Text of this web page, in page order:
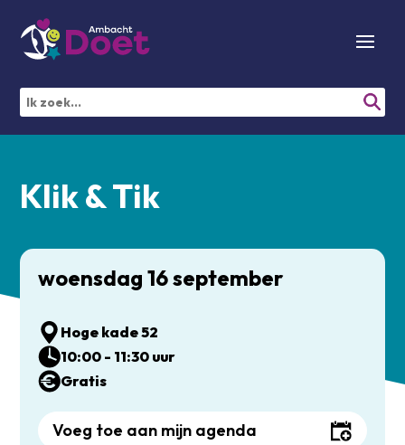
Klik & Tik
woensdag 16 september
Hoge kade 52
10:00 - 11:30 uur
Gratis
Voeg toe aan mijn agenda